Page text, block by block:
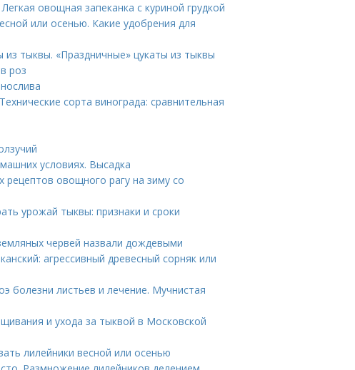
овощная запеканка с куриной грудкой
или осенью. Какие удобрения для
из тыквы. «Праздничные» цукаты из тыквы
роз
сорта винограда: сравнительная
условиях. Высадка
овощного рагу на зиму со
урожай тыквы: признаки и сроки
червей назвали дождевыми
агрессивный древесный сорняк или
болезни листьев и лечение. Мучнистая
и ухода за тыквой в Московской
лилейники весной или осенью